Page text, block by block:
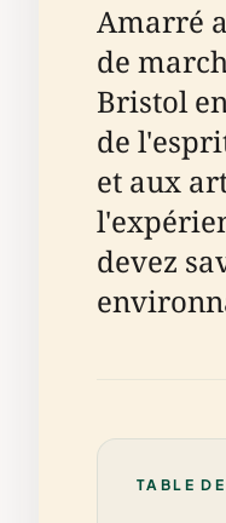
Amarré
de
Bristol
de
et aux
devez
TABLE